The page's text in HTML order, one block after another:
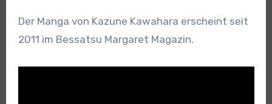
Der Manga von Kazune Kawahara erscheint seit
2011 im Bessatsu Margaret Magazin.